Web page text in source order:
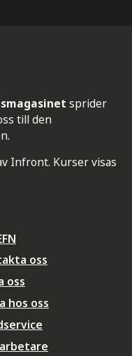
sprider
till den
Infront. Kurser visas
oss
oss
hos oss